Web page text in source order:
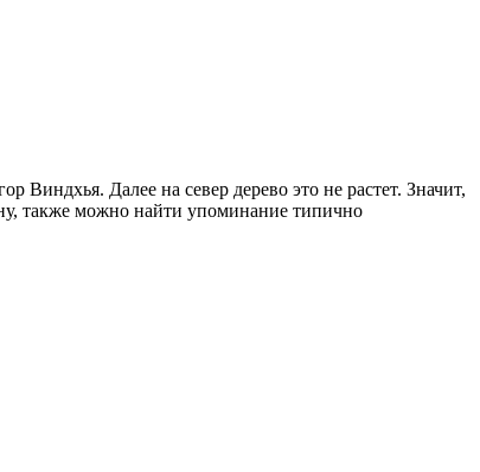
Виндхья. Далее на север дерево это не растет. Значит,
также можно найти упоминание типично